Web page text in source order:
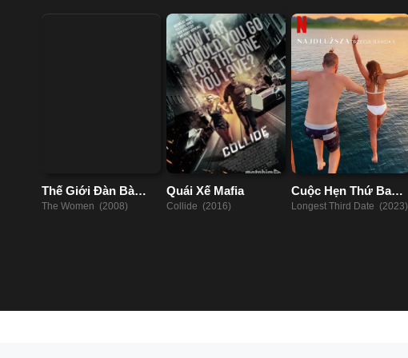
Thế Giới Đàn Bà
2008
The Women (2008)
Quái Xế Mafia
Collide (2016)
Cuộc Hẹn Thứ Ba
Dài Nhất
Longest Third Date (2023)